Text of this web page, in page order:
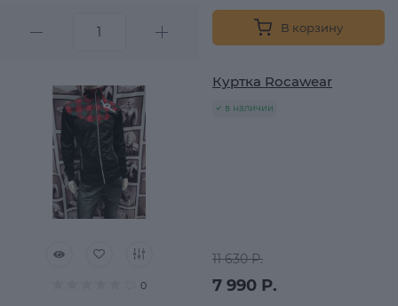
В корзину
0
Куртка Rocawear
в наличии
11 630 Р.
7 990 Р.